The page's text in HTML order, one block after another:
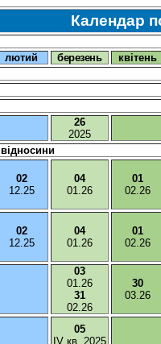
Календар
лютий березень
квітень
26
2025
відносини
02
12.25
04
01.26
01
02.26
02
12.25
04
01.26
01
02.26
03
01.26
31
02.26
30
03.26
05
IV кв. 2025